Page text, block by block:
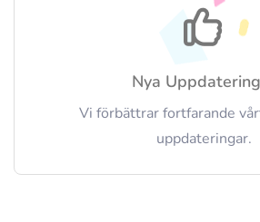
Nya
Vi förbättrar fortfarande
uppdateringar.